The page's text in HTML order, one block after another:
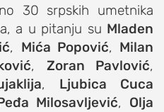
30 srpskih umetnika
a u pitanju su Mladen
, Mića Popović, Milan
, Zoran Pavlović,
, Ljubica Cuca
Milosavljević, Olja